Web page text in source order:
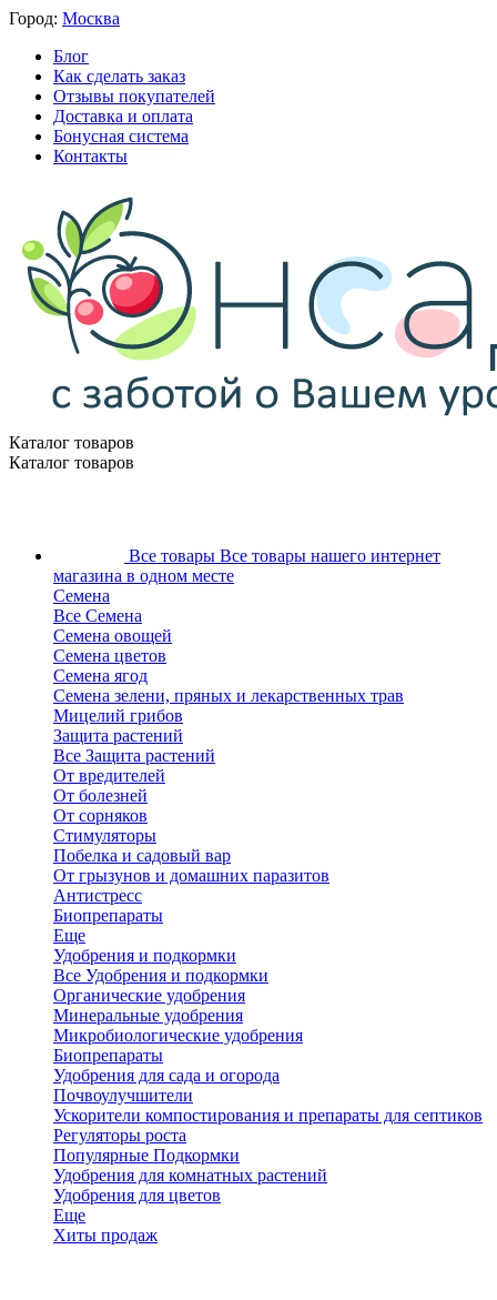
Город: Москва
Блог
Как сделать заказ
Отзывы покупателей
Доставка и оплата
Бонусная система
Контакты
Каталог товаров
Каталог товаров
Все товары Все товары нашего интернет
магазина в одном месте
Семена
Все Семена
Семена овощей
Семена цветов
Семена ягод
Семена зелени, пряных и лекарственных трав
Мицелий грибов
Защита растений
Все Защита растений
От вредителей
От болезней
От сорняков
Стимуляторы
Побелка и садовый вар
От грызунов и домашних паразитов
Антистресс
Биопрепараты
Еще
Удобрения и подкормки
Все Удобрения и подкормки
Органические удобрения
Минеральные удобрения
Микробиологические удобрения
Биопрепараты
Удобрения для сада и огорода
Почвоулучшители
Ускорители компостирования и препараты для септиков
Регуляторы роста
Популярные Подкормки
Удобрения для комнатных растений
Удобрения для цветов
Еще
Хиты продаж